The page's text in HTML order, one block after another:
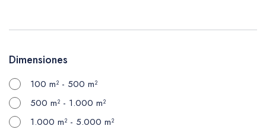
Dimensiones
100 m² - 500 m²
500 m² - 1.000 m²
1.000 m² - 5.000 m²